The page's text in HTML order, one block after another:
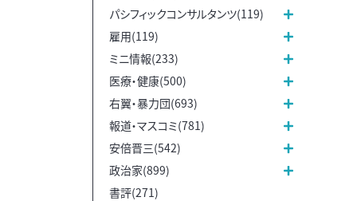
パシフィックコンサルタンツ(119)
雇用(119)
ミニ情報(233)
医療・健康(500)
右翼・暴力団(693)
報道・マスコミ(781)
安倍晋三(542)
政治家(899)
書評(271)